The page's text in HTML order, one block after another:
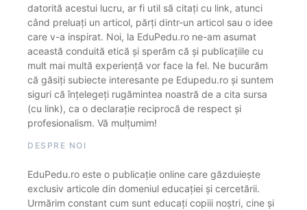
datorită acestui lucru, ar fi util să citați cu link, atunci
când preluați un articol, părți dintr-un articol sau o idee
care v-a inspirat. Noi, la EduPedu.ro ne-am asumat
această conduită etică și sperăm că și publicațiile cu
mult mai multă experiență vor face la fel. Ne bucurăm
că găsiți subiecte interesante pe Edupedu.ro și suntem
siguri că înțelegeți rugămintea noastră de a cita sursa
(cu link), ca o declarație reciprocă de respect și
profesionalism. Vă mulțumim!
DESPRE NOI
EduPedu.ro este o publicație online care găzduiește
exclusiv articole din domeniul educației și cercetării.
Urmărim constant cum sunt educați copiii noștri, cine și